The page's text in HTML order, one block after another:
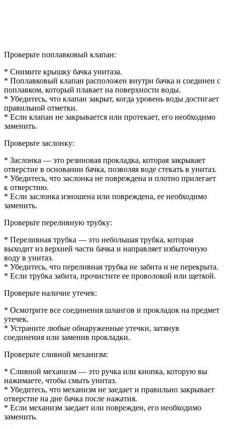
Проверьте поплавковый клапан:
* Снимите крышку бачка унитаза.
* Поплавковый клапан расположен внутри бачка и соединен с
поплавком, который плавает на поверхности воды.
* Убедитесь, что клапан закрыт, когда уровень воды достигает
правильной отметки.
* Если клапан не закрывается или протекает, его необходимо
заменить.
Проверьте заслонку:
* Заслонка — это резиновая прокладка, которая закрывает
отверстие в основании бачка, позволяя воде стекать в унитаз.
* Убедитесь, что заслонка не повреждена и плотно прилегает
к отверстию.
* Если заслонка изношена или повреждена, ее необходимо
заменить.
Проверьте переливную трубку:
* Переливная трубка — это небольшая трубка, которая
выходит из верхней части бачка и направляет избыточную
воду в унитаз.
* Убедитесь, что переливная трубка не забита и не перекрыта.
* Если трубка забита, прочистите ее проволокой или щеткой.
Проверьте наличие утечек:
* Осмотрите все соединения шлангов и прокладок на предмет
утечек.
* Устраните любые обнаруженные утечки, затянув
соединения или заменив прокладки.
Проверьте сливной механизм:
* Сливной механизм — это ручка или кнопка, которую вы
нажимаете, чтобы смыть унитаз.
* Убедитесь, что механизм не заедает и правильно закрывает
отверстие на дне бачка после нажатия.
* Если механизм заедает или поврежден, его необходимо
заменить.